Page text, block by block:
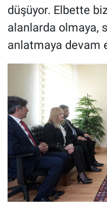
düşüyor. Elbette
alanlarda olmaya,
anlatmaya devam